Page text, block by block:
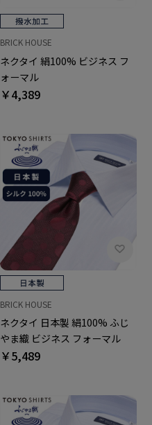
BRICK HOUSE
ネクタイ 絹100% ビジネス フ
ォーマル
￥4,389
BRICK HOUSE
ネクタイ 日本製 絹100% ふじ
やま織 ビジネス フォーマル
￥5,489